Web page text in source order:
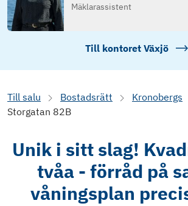
Mäklarassistent
Till kontoret Växjö
Till salu Bostadsrätt Kronobergs
Storgatan 82B
Unik i sitt slag!
tvåa - förråd på
våningsplan